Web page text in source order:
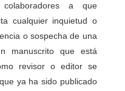
a que
cualquier inquietud o
o sospecha de una
manuscrito que está
revisor o editor se
ya ha sido publicado